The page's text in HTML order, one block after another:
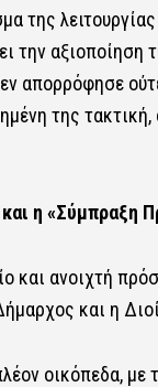
την
απορρόφησε
της
η «Σύμπραξη
και ανοιχτή
και η
οικόπεδα,